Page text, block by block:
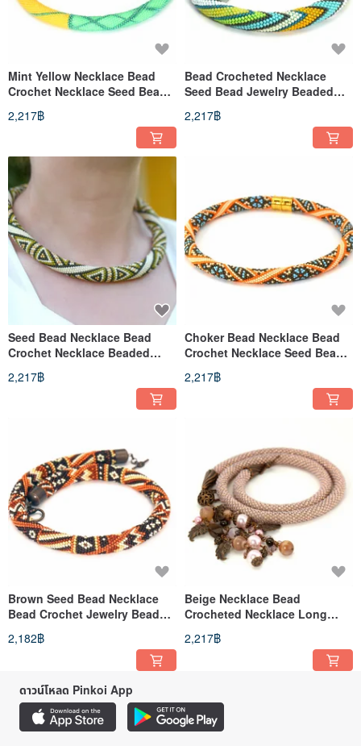
Mint Yellow Necklace Bead
Crochet Necklace Seed Bead
Jewelry Statement Necklace
2,217฿
Bead Crocheted Necklace
Seed Bead Jewelry Beaded
Choker Necklace Gift For
Women
2,217฿
Seed Bead Necklace Bead
Crochet Necklace Beaded
Choker Geometric Necklace
2,217฿
Choker Bead Necklace Bead
Crochet Necklace Seed Bead
Jewelry Statement Necklace
2,217฿
Brown Seed Bead Necklace
Bead Crochet Jewelry Bead
Choker Necklace Gift For Wife
2,182฿
Beige Necklace Bead
Crocheted Necklace Long
Bead Necklace Birthday Gift
For Her
2,217฿
ดาวน์โหลด Pinkoi App